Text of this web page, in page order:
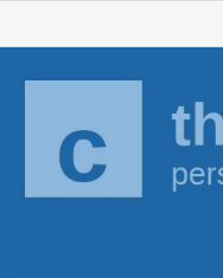
to
content